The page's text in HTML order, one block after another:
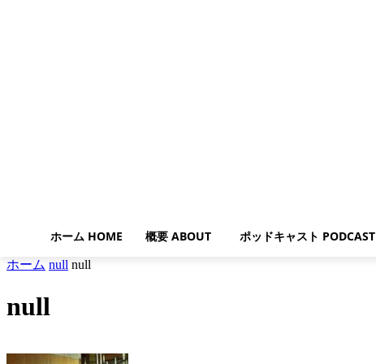
ホーム HOME 概要 ABOUT ポッドキャスト PODCAST
ホーム null null
null